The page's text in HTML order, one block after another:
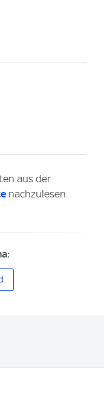
aus der
nachzulesen.